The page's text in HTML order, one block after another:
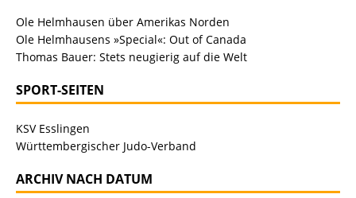
Ole Helmhausen über Amerikas Norden
Ole Helmhausens »Special«: Out of Canada
Thomas Bauer: Stets neugierig auf die Welt
SPORT-SEITEN
KSV Esslingen
Württembergischer Judo-Verband
ARCHIV NACH DATUM